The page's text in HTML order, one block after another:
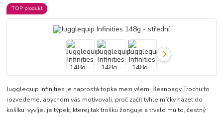
TOP produkt
Jugglequip Infinities je naprostá topka mezi všemi Beanbagy Trochu to
rozvedeme, abychom vás motivovali, proč začít tyhle míčky házet do
košíku: vyvíjel je týpek, kterej tak trošku žonguje a trvalo mu to, čestný